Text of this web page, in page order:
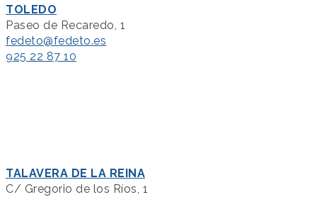
TOLEDO
Paseo de Recaredo, 1
fedeto@fedeto.es
925 22 87 10
TALAVERA DE LA REINA
C/ Gregorio de los Ríos, 1